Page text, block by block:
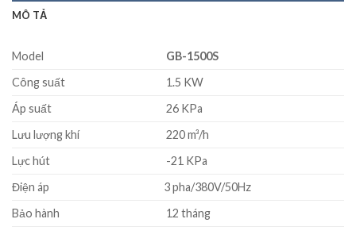
MÔ TẢ
Model
GB-1500S
Công suất
1.5 KW
Áp suất
26 KPa
Lưu lượng khí
220 m³/h
Lực hút
-21 KPa
Điện áp
3 pha/380V/50Hz
Bảo hành
12 tháng